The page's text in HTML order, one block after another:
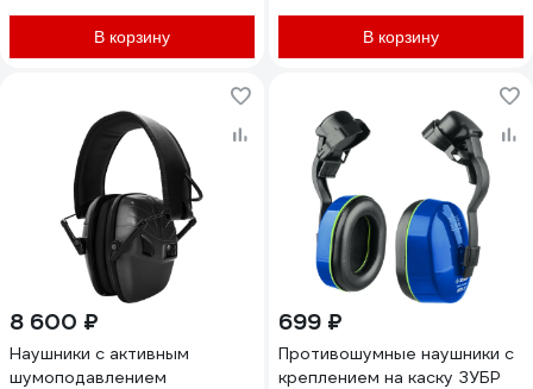
В корзину В корзину
8 600 ₽
Наушники с активным
шумоподавлением
699 ₽
Противошумные наушники с
креплением на каску ЗУБР